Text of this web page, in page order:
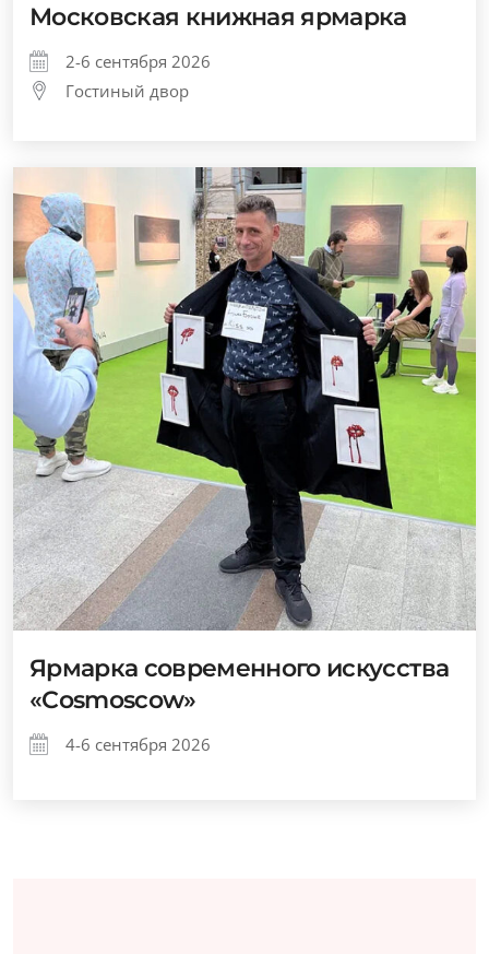
Московская книжная ярмарка
2-6 сентября 2026
Гостиный двор
Ярмарка современного искусства
«Cosmoscow»
4-6 сентября 2026